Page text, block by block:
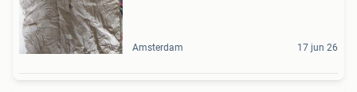
Amsterdam 17 jun 26